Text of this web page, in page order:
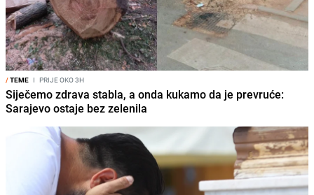
/TEME I PRIJE OKO 3H
Siječemo zdrava stabla, a onda kukamo da je prevruće:
Sarajevo ostaje bez zelenila